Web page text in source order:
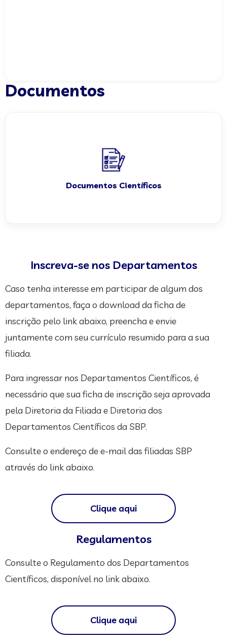
Documentos
Documentos Científicos
Inscreva-se nos Departamentos
Caso tenha interesse em participar de algum dos
departamentos, faça o download da ficha de
inscrição pelo link abaixo, preencha e envie
juntamente com seu currículo resumido para a sua
filiada.
Para ingressar nos Departamentos Científicos, é
necessário que sua ficha de inscrição seja aprovada
pela Diretoria da Filiada e Diretoria dos
Departamentos Científicos da SBP.
Consulte o endereço de e-mail das filiadas SBP
através do link abaixo.
Clique aqui
Regulamentos
Consulte o Regulamento dos Departamentos
Científicos, disponível no link abaixo.
Clique aqui